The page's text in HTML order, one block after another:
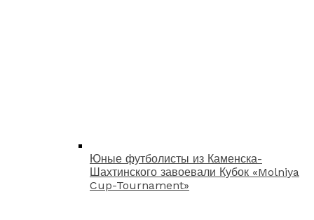
Юные футболисты из Каменска-
Шахтинского завоевали Кубок «Molniya
Cup-Tournament»